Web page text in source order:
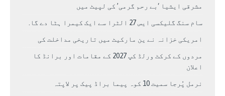
مشرقی ایشیا ‘بے رحم گرمی’ کی لپیٹ میں
سام سنگ گلیکسی ایس 27 الٹرا سے ایک کیمرا ہٹا دے گا.
امریکی خزانہ نے ین مارکیٹ میں تاریخی مداخلت کی
مردوں کے کرکٹ ورلڈ کپ 2027 کے مقامات اور برانڈ کا
اعلان
نرمل پُرجا سمیت 10 کوہ پیما براڈ پیک پر لاپتہ